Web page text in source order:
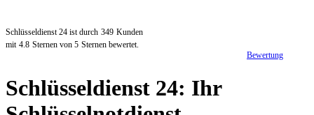
Schlüsseldienst 24 ist durch 349 Kunden
mit 4.8 Sternen von 5 Sternen bewertet.
Bewertung
Schlüsseldienst 24: Ihr